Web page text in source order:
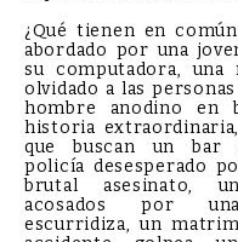
¿Qué tienen en
abordado por una
su computadora, una
olvidado a las
hombre anodino en
historia
que buscan un bar
policía desesperado
brutal asesinato,
acosados por
escurridiza, un